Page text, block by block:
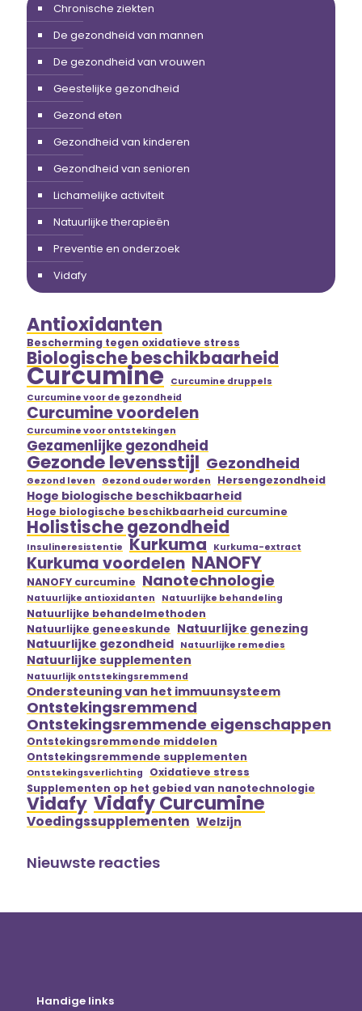
Chronische ziekten
De gezondheid van mannen
De gezondheid van vrouwen
Geestelijke gezondheid
Gezond eten
Gezondheid van kinderen
Gezondheid van senioren
Lichamelijke activiteit
Natuurlijke therapieën
Preventie en onderzoek
Vidafy
Antioxidanten
Bescherming tegen oxidatieve stress
Biologische beschikbaarheid
Curcumine Curcumine druppels
Curcumine voor de gezondheid
Curcumine voordelen
Curcumine voor ontstekingen
Gezamenlijke gezondheid
Gezonde levensstijl Gezondheid
Gezond leven Gezond ouder worden Hersengezondheid
Hoge biologische beschikbaarheid
Hoge biologische beschikbaarheid curcumine
Holistische gezondheid
Insulineresistentie Kurkuma Kurkuma-extract
Kurkuma voordelen NANOFY
NANOFY curcumine Nanotechnologie
Natuurlijke antioxidanten Natuurlijke behandeling
Natuurlijke behandelmethoden
Natuurlijke geneeskunde Natuurlijke genezing
Natuurlijke gezondheid Natuurlijke remedies
Natuurlijke supplementen
Natuurlijk ontstekingsremmend
Ondersteuning van het immuunsysteem
Ontstekingsremmend
Ontstekingsremmende eigenschappen
Ontstekingsremmende middelen
Ontstekingsremmende supplementen
Ontstekingsverlichting
Oxidatieve stress
Supplementen op het gebied van nanotechnologie
Vidafy Vidafy Curcumine
Voedingssupplementen Welzijn
Nieuwste reacties
Handige links